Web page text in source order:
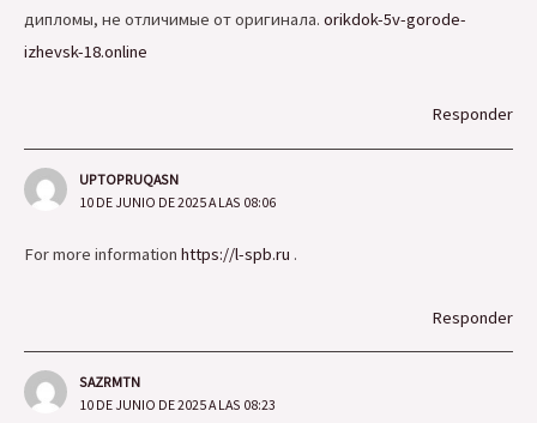
дипломы, не отличимые от оригинала. orikdok-5v-gorode-
izhevsk-18.online
Responder
UPTOPRUQASN
10 DE JUNIO DE 2025 A LAS 08:06
For more information https://l-spb.ru .
Responder
SAZRMTN
10 DE JUNIO DE 2025 A LAS 08:23